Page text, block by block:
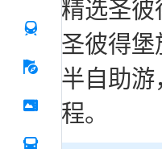
精选圣彼
圣彼得堡
半自助
程。